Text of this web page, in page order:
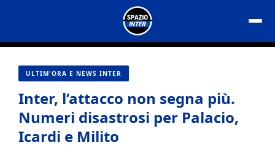
contenuto
ULTIM'ORA E NEWS INTER
Inter, l’attacco non segna più.
Numeri disastrosi per Palacio,
Icardi e Milito